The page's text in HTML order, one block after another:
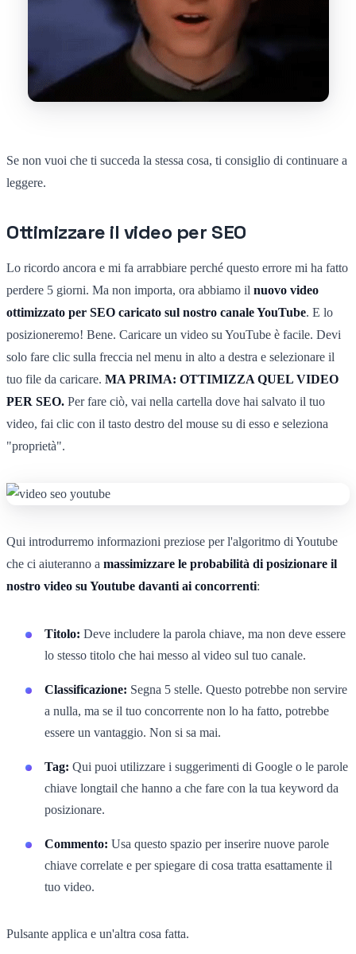
Se non vuoi che ti succeda la stessa cosa, ti consiglio di continuare a
leggere.
Ottimizzare il video per SEO
Lo ricordo ancora e mi fa arrabbiare perché questo errore mi ha fatto
perdere 5 giorni. Ma non importa, ora abbiamo il nuovo video
ottimizzato per SEO caricato sul nostro canale YouTube. E lo
posizioneremo! Bene. Caricare un video su YouTube è facile. Devi
solo fare clic sulla freccia nel menu in alto a destra e selezionare il
tuo file da caricare. MA PRIMA: OTTIMIZZA QUEL VIDEO
PER SEO. Per fare ciò, vai nella cartella dove hai salvato il tuo
video, fai clic con il tasto destro del mouse su di esso e seleziona
"proprietà".
Qui introdurremo informazioni preziose per l'algoritmo di Youtube
che ci aiuteranno a massimizzare le probabilità di posizionare il
nostro video su Youtube davanti ai concorrenti:
Titolo: Deve includere la parola chiave, ma non deve essere
lo stesso titolo che hai messo al video sul tuo canale.
Classificazione: Segna 5 stelle. Questo potrebbe non servire
a nulla, ma se il tuo concorrente non lo ha fatto, potrebbe
essere un vantaggio. Non si sa mai.
Tag: Qui puoi utilizzare i suggerimenti di Google o le parole
chiave longtail che hanno a che fare con la tua keyword da
posizionare.
Commento: Usa questo spazio per inserire nuove parole
chiave correlate e per spiegare di cosa tratta esattamente il
tuo video.
Pulsante applica e un'altra cosa fatta.